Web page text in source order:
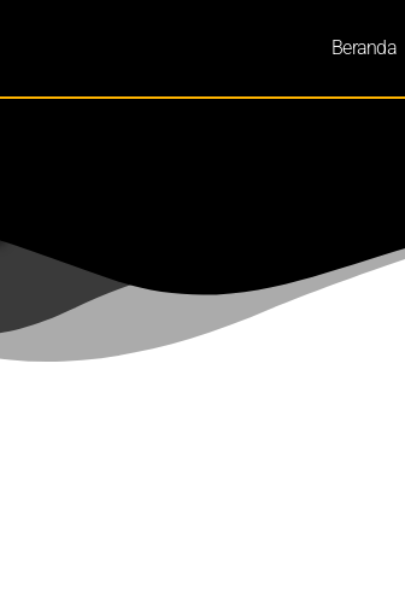
Beranda